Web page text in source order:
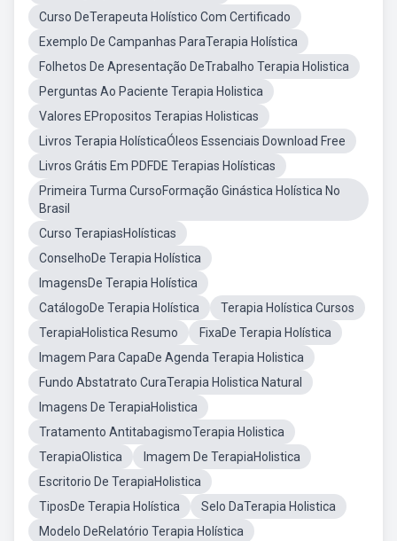
Curso DeTerapeuta Holístico Com Certificado
Exemplo De Campanhas ParaTerapia Holística
Folhetos De Apresentação DeTrabalho Terapia Holistica
Perguntas Ao Paciente Terapia Holistica
Valores EPropositos Terapias Holisticas
Livros Terapia HolísticaÓleos Essenciais Download Free
Livros Grátis Em PDFDE Terapias Holísticas
Primeira Turma CursoFormação Ginástica Holística No
Brasil
Curso TerapiasHolísticas
ConselhoDe Terapia Holística
ImagensDe Terapia Holística
CatálogoDe Terapia Holística
Terapia Holística Cursos
TerapiaHolistica Resumo
FixaDe Terapia Holística
Imagem Para CapaDe Agenda Terapia Holistica
Fundo Abstatrato CuraTerapia Holistica Natural
Imagens De TerapiaHolistica
Tratamento AntitabagismoTerapia Holistica
TerapiaOlistica
Imagem De TerapiaHolistica
Escritorio De TerapiaHolistica
TiposDe Terapia Holística
Selo DaTerapia Holistica
Modelo DeRelatório Terapia Holística